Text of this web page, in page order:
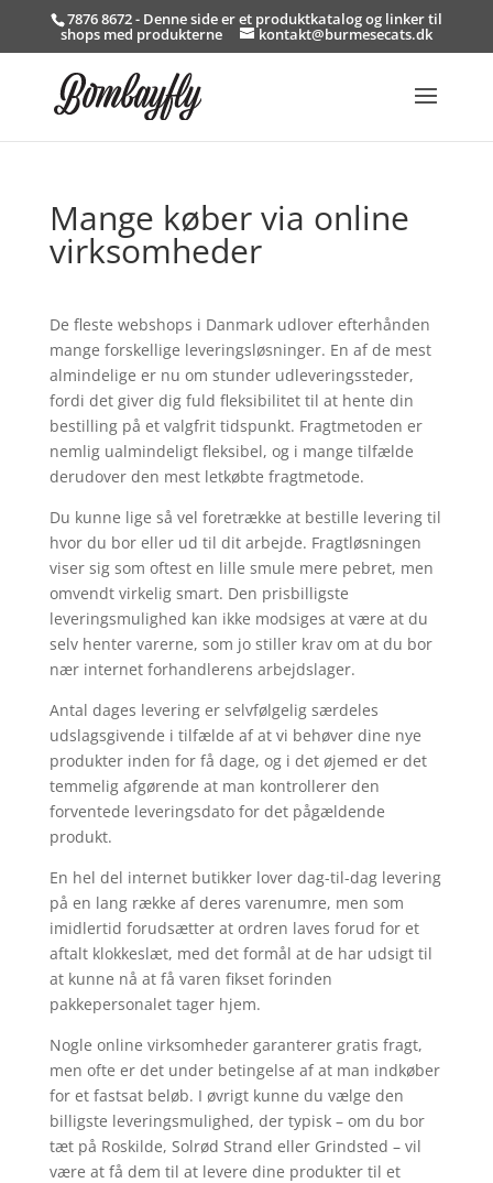
7876 8672 - Denne side er et produktkatalog og linker til
shops med produkterne kontakt@burmesecats.dk
Mange køber via online
virksomheder
De fleste webshops i Danmark udlover efterhånden
mange forskellige leveringsløsninger. En af de mest
almindelige er nu om stunder udleveringssteder,
fordi det giver dig fuld fleksibilitet til at hente din
bestilling på et valgfrit tidspunkt. Fragtmetoden er
nemlig ualmindeligt fleksibel, og i mange tilfælde
derudover den mest letkøbte fragtmetode.
Du kunne lige så vel foretrække at bestille levering til
hvor du bor eller ud til dit arbejde. Fragtløsningen
viser sig som oftest en lille smule mere pebret, men
omvendt virkelig smart. Den prisbilligste
leveringsmulighed kan ikke modsiges at være at du
selv henter varerne, som jo stiller krav om at du bor
nær internet forhandlerens arbejdslager.
Antal dages levering er selvfølgelig særdeles
udslagsgivende i tilfælde af at vi behøver dine nye
produkter inden for få dage, og i det øjemed er det
temmelig afgørende at man kontrollerer den
forventede leveringsdato for det pågældende
produkt.
En hel del internet butikker lover dag-til-dag levering
på en lang række af deres varenumre, men som
imidlertid forudsætter at ordren laves forud for et
aftalt klokkeslæt, med det formål at de har udsigt til
at kunne nå at få varen fikset forinden
pakkepersonalet tager hjem.
Nogle online virksomheder garanterer gratis fragt,
men ofte er det under betingelse af at man indkøber
for et fastsat beløb. I øvrigt kunne du vælge den
billigste leveringsmulighed, der typisk – om du bor
tæt på Roskilde, Solrød Strand eller Grindsted – vil
være at få dem til at levere dine produkter til et